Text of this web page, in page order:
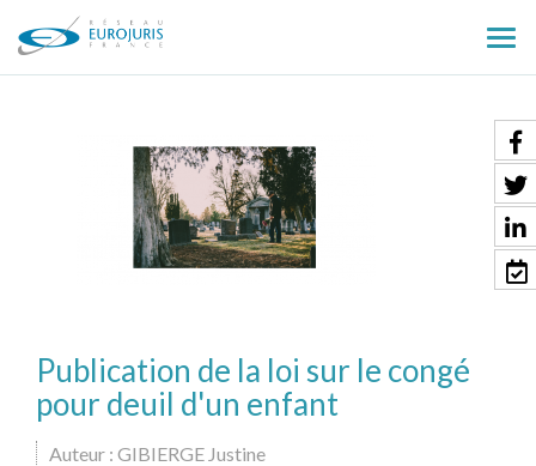
le
Publication de la loi sur le congé
pour deuil d'un enfant
Auteur : GIBIERGE Justine